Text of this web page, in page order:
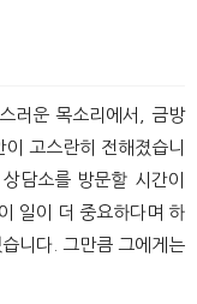
러운 목소리에서, 금방
고스란히 전해졌습니
담소를 방문할 시간이
일이 더 중요하다며 하
니다. 그만큼 그에게는